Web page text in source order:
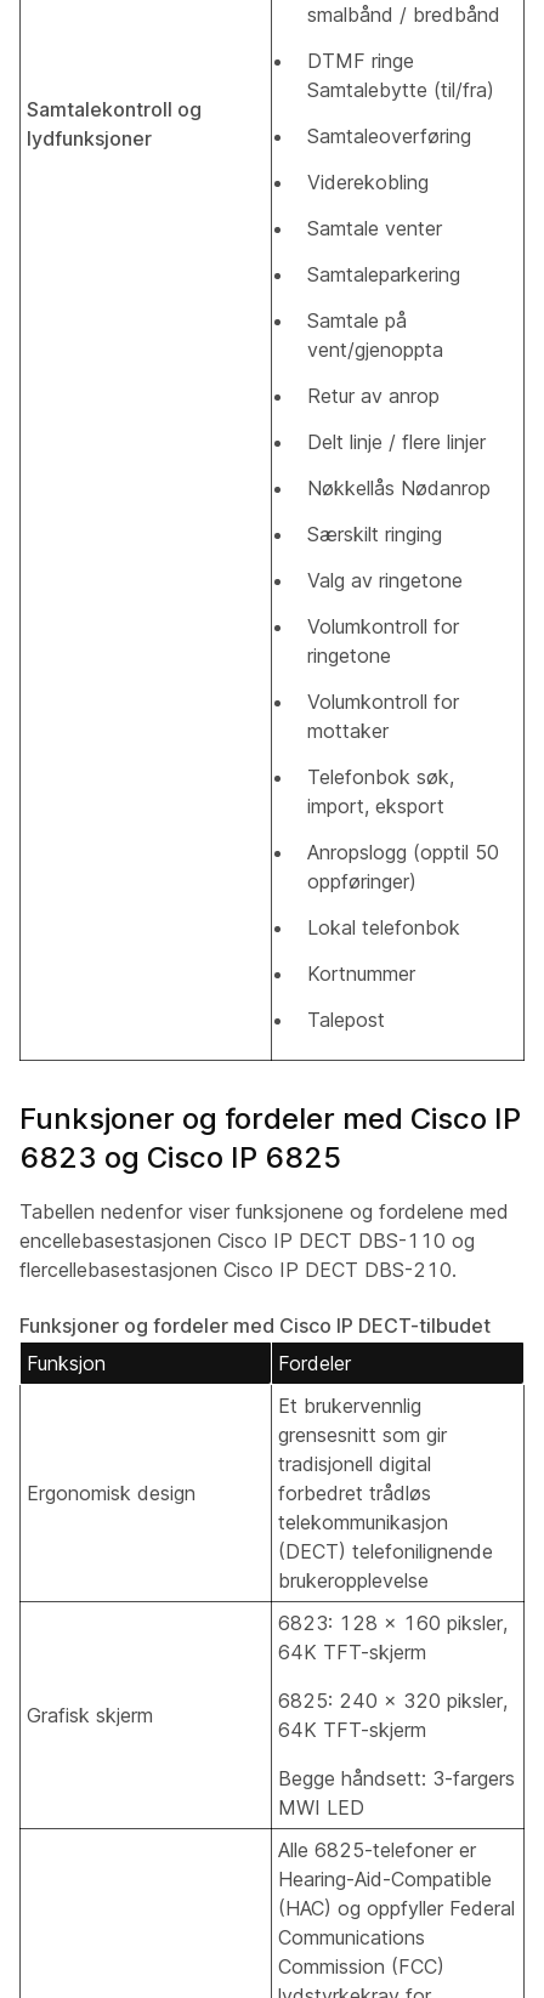
Samtalekontroll og
lydfunksjoner
smalbånd / bredbånd
DTMF ringe
Samtalebytte (til/fra)
Samtaleoverføring
Viderekobling
Samtale venter
Samtaleparkering
Samtale på
vent/gjenoppta
Retur av anrop
Delt linje / flere linjer
Nøkkellås Nødanrop
Særskilt ringing
Valg av ringetone
Volumkontroll for
ringetone
Volumkontroll for
mottaker
Telefonbok søk,
import, eksport
Anropslogg (opptil 50
oppføringer)
Lokal telefonbok
Kortnummer
Talepost
Funksjoner og fordeler med Cisco IP
6823 og Cisco IP 6825
Tabellen nedenfor viser funksjonene og fordelene med
encellebasestasjonen Cisco IP DECT DBS-110 og
flercellebasestasjonen Cisco IP DECT DBS-210.
Funksjoner og fordeler med Cisco IP DECT-tilbudet
Funksjon
Fordeler
Ergonomisk design
Et brukervennlig
grensesnitt som gir
tradisjonell digital
forbedret trådløs
telekommunikasjon
(DECT) telefonilignende
brukeropplevelse
Grafisk skjerm
6823: 128 x 160 piksler,
64K TFT-skjerm
6825: 240 x 320 piksler,
64K TFT-skjerm
Begge håndsett: 3-fargers
MWI LED
Alle 6825-telefoner er
Hearing-Aid-Compatible
(HAC) og oppfyller Federal
Communications
Commission (FCC)